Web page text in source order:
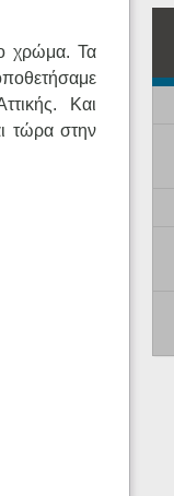
χρώμα. Τα
Και
τώρα στην